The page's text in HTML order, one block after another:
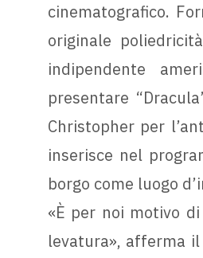
cinematografico.
originale
indipendente
presentare
Christopher per
inserisce nel
borgo come luogo
«È per noi motivo
levatura», afferma il